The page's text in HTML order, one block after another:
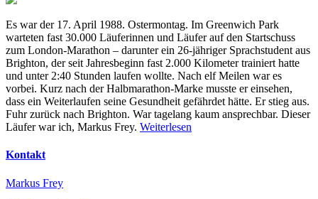
Es war der 17. April 1988. Ostermontag. Im Greenwich Park
warteten fast 30.000 Läuferinnen und Läufer auf den Startschuss
zum London-Marathon – darunter ein 26-jähriger Sprachstudent aus
Brighton, der seit Jahresbeginn fast 2.000 Kilometer trainiert hatte
und unter 2:40 Stunden laufen wollte. Nach elf Meilen war es
vorbei. Kurz nach der Halbmarathon-Marke musste er einsehen,
dass ein Weiterlaufen seine Gesundheit gefährdet hätte. Er stieg aus.
Fuhr zurück nach Brighton. War tagelang kaum ansprechbar. Dieser
Läufer war ich, Markus Frey. Weiterlesen
Kontakt
Markus Frey